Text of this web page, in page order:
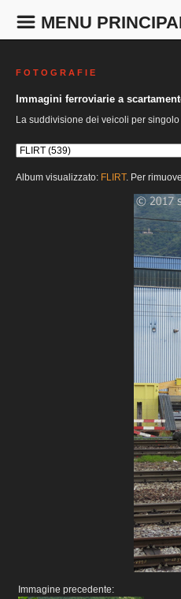
MENU
F O T O G R A F I E
Immagini ferroviarie a
La suddivisione dei veicoli per
Album visualizzato: FLIRT. Per
Immagine precedente: